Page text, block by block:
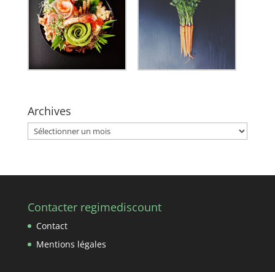
Archives
Archives
Contacter regimediscount
Contact
Mentions légales